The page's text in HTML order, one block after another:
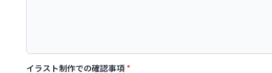
イラスト制作での確認事項 *